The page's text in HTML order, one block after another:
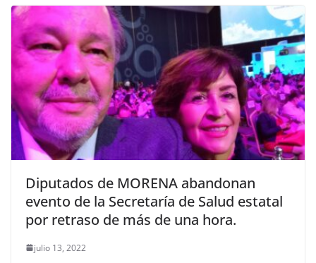
Diputados de MORENA abandonan
evento de la Secretaría de Salud estatal
por retraso de más de una hora.
julio 13, 2022